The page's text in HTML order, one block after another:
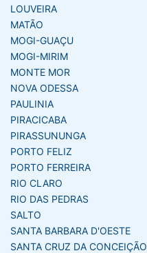
LOUVEIRA
MATÃO
MOGI-GUAÇU
MOGI-MIRIM
MONTE MOR
NOVA ODESSA
PAULINIA
PIRACICABA
PIRASSUNUNGA
PORTO FELIZ
PORTO FERREIRA
RIO CLARO
RIO DAS PEDRAS
SALTO
SANTA BARBARA D'OESTE
SANTA CRUZ DA CONCEIÇÃO